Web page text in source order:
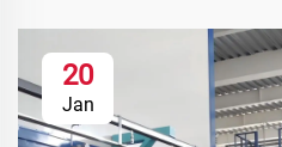
20
Jan